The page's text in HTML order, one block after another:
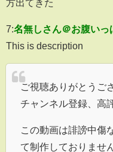
方出てきた
7:名無しさん＠お腹いっ
This is description
ご視聴ありがとうご
チャンネル登録、高
この動画は誹謗中傷
て制作しておりませ